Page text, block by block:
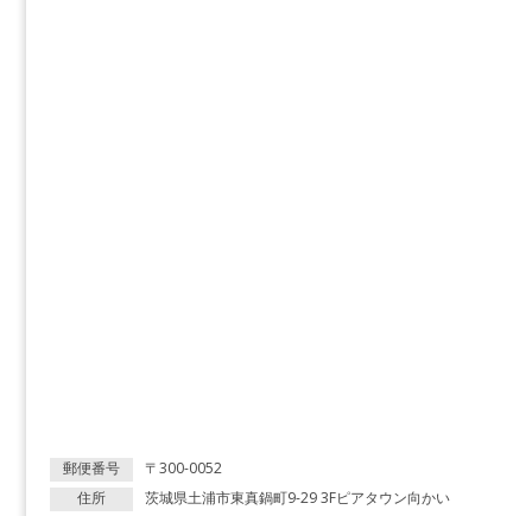
郵便番号
〒300-0052
住所
茨城県土浦市東真鍋町9-29 3Fピアタウン向かい